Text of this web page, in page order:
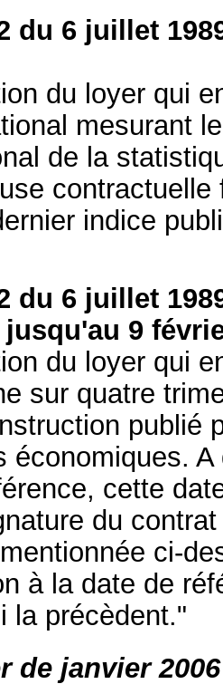
du 6 juillet
du loyer qui
mesurant
de la
indice
du 6 juillet
9
du loyer qui
sur quatre
publié
économiques.
cette
du
ci-
à la date de
la précèdent."
de janvier 2006